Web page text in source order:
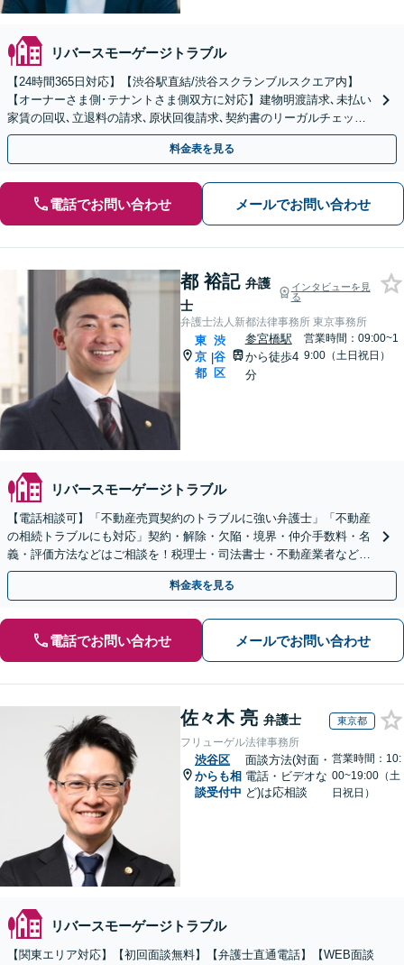
リバースモーゲージトラブル
【24時間365日対応】【渋谷駅直結/渋谷スクランブルスクエア内】
【オーナーさま側･テナントさま側双方に対応】建物明渡請求､未払い
家賃の回収､立退料の請求､原状回復請求､契約書のリーガルチェック
など｡
料金表を見る
電話でお問い合わせ メールでお問い合わせ
都 裕記 弁護
士
インタビューを見
る
弁護士法人新都法律事務所 東京事務所
東
京
都
|
渋
谷
区
参宮橋駅
から徒歩4
分
営業時間：09:00~1
9:00（土日祝日）
リバースモーゲージトラブル
【電話相談可】「不動産売買契約のトラブルに強い弁護士」「不動産
の相続トラブルにも対応」契約・解除・欠陥・境界・仲介手数料・名
義・評価方法などはご相談を！税理士・司法書士・不動産業者などと
連携対応◎【英語・韓国語対応】
料金表を見る
電話でお問い合わせ メールでお問い合わせ
佐々木 亮 弁護士 東京都
フリューゲル法律事務所
渋谷区
からも相
談受付中
面談方法(対面・
電話・ビデオな
ど)は応相談
営業時間：10:
00~19:00（土
日祝日）
リバースモーゲージトラブル
【関東エリア対応】【初回面談無料】【弁護士直通電話】【WEB面談